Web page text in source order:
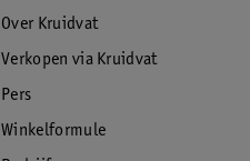
Over Kruidvat
Verkopen via Kruidvat
Pers
Winkelformule